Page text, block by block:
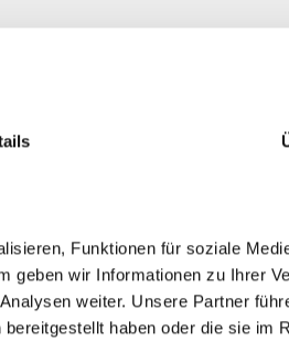
Funktionen für soziale
geben wir Informationen zu Ihrer
weiter. Unsere Partner
haben oder die sie im